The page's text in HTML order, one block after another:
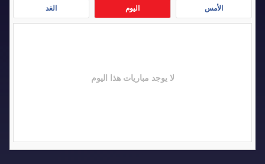
الأمس اليوم الغد
لا يوجد مباريات هذا اليوم